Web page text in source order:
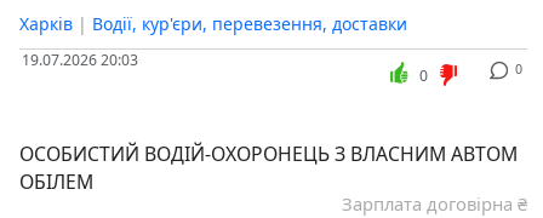
Харків | Водії, кур'єри, перевезення, доставки
19.07.2026 20:03 0
0
ОСОБИСТИЙ ВОДІЙ-ОХОРОНЕЦЬ З ВЛАСНИМ АВТОМ
ОБІЛЕМ
Зарплата договірна ₴